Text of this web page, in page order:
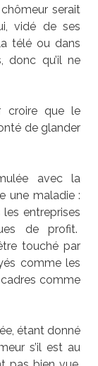
serait
vidé de ses
télé ou dans
donc qu’il ne
croire que le
de glander
avec la
une maladie :
entreprises
de profit.
touché par
comme les
comme
étant donné
s’il est au